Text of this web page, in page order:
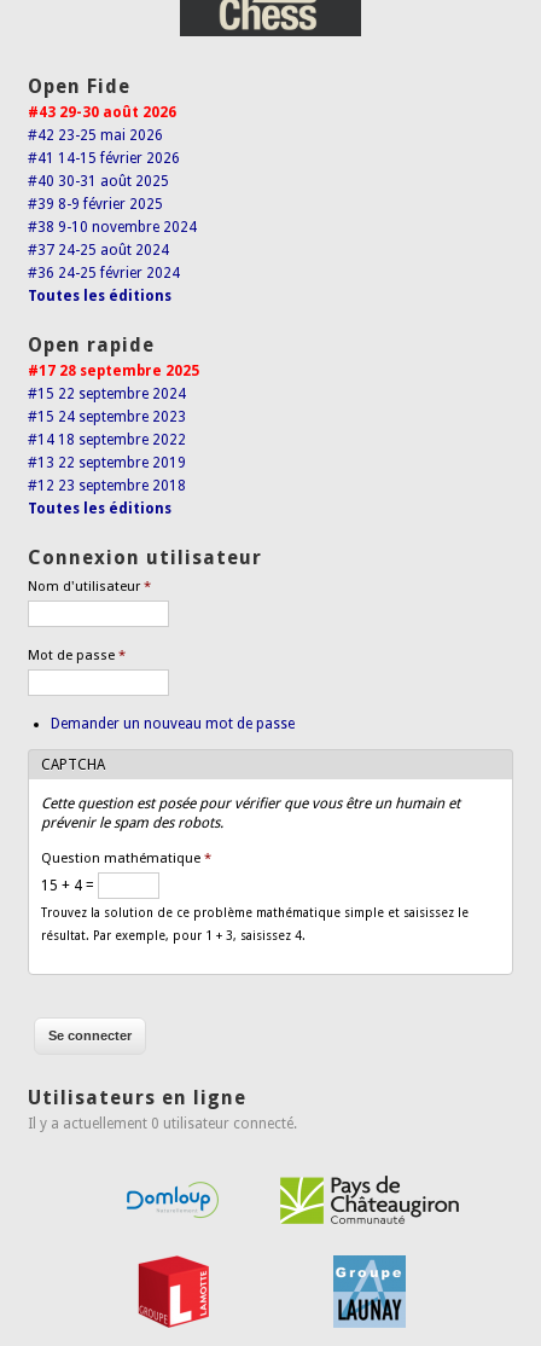
Open Fide
#43 29-30 août 2026
#42 23-25 mai 2026
#41 14-15 février 2026
#40 30-31 août 2025
#39 8-9 février 2025
#38 9-10 novembre 2024
#37 24-25 août 2024
#36 24-25 février 2024
Toutes les éditions
Open rapide
#17 28 septembre 2025
#15 22 septembre 2024
#15 24 septembre 2023
#14 18 septembre 2022
#13 22 septembre 2019
#12 23 septembre 2018
Toutes les éditions
Connexion utilisateur
Nom d'utilisateur*
Mot de passe*
Demander un nouveau mot de passe
CAPTCHA
Cette question est posée pour vérifier que vous être un humain et
prévenir le spam des robots.
Question mathématique*
15 + 4 =
Trouvez la solution de ce problème mathématique simple et saisissez le
résultat. Par exemple, pour 1 + 3, saisissez 4.
Utilisateurs en ligne
Il y a actuellement 0 utilisateur connecté.